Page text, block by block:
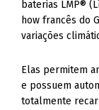
baterias LMP®
how francês do
variações
Elas permitem
e possuem
totalmente